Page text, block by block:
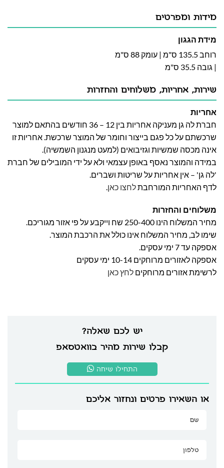
מידות ומפרטים
מידת הגגון
רוחב 135.5 ס"מ | עומק 88 ס"מ
| גובה 35.5 ס"מ
יש לכם שאלה?
קבלו שירות מהיר בוואטסאפ
התחילו שיחה
או השאירו פרטים ונחזור אליכם
שירות, אחריות, משלוחים והחזרות
אחריות
חברת לה גן מעניקה אחריות בין 12 – 36 חודשים בהתאם למוצר
שרכשתם על כל פגם בייצור וחומר של המוצר שרכשת. אחריות זו
אינה מכסה שמשיות וגזיבואים (למעט מנגנון השמשיה).
במידה והמוצר נאסף באופן עצמאי ולא על ידי המובילים של חברת
'לה גן' – אין אחריות על שריטות ושברים.
לדף האחריות המורחבתלחצו כאן.
משלוחים והחזרות
מחיר המשלוח הינו 250-400 שח וייקבע על פי אזור מגוריכם.
שימו לב, מחיר המשלוח אינו כולל את הרכבת המוצר.
אספקה עד 7 ימי עסקים.
אספקה לאזורים מרוחקים 10-14 ימי עסקים
לרשימת אזורים מרוחקים לחץ כאן